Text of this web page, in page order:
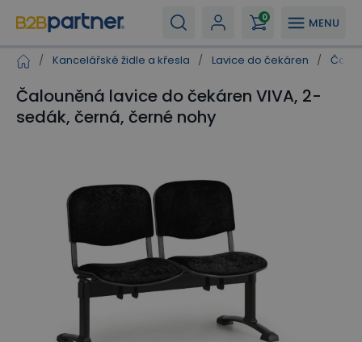
MENU
0
/ Kancelářské židle a křesla / Lavice do čekáren /
Čalouněná lavice do čekáren VIVA, 2-
sedák, černá, černé nohy